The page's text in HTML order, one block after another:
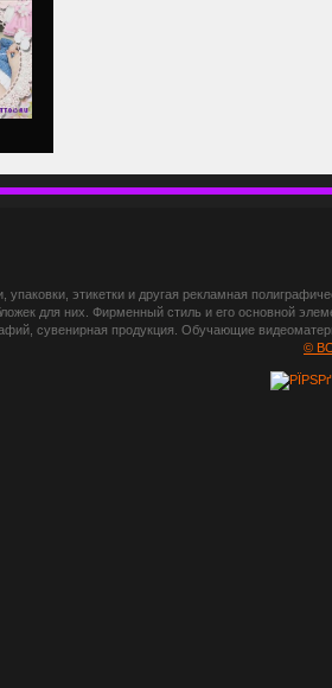
этикетки и другая рекламная
для них. Фирменный стиль и его основной
сувенирная продукция. Обучающие
©